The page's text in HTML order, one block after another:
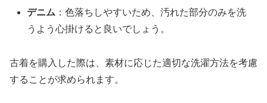
デニム ：色落ちしやすいため、汚れた部分のみを洗
うよう心掛けると良いでしょう。
古着を購入した際は、素材に応じた適切な洗濯方法を考慮
することが求められます。